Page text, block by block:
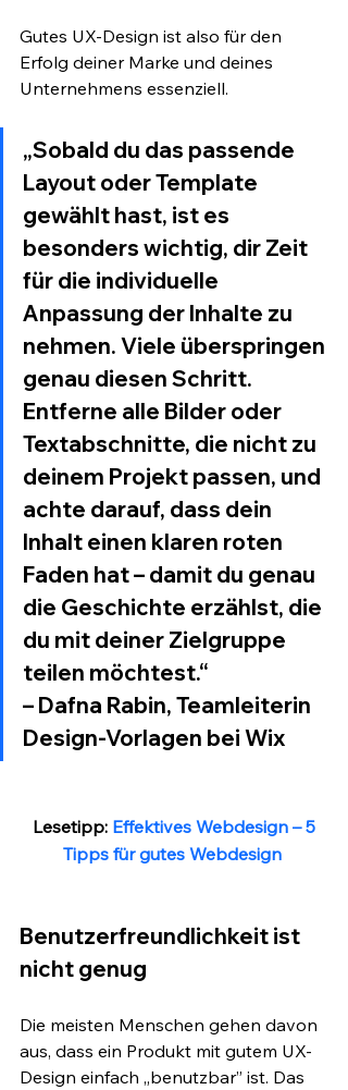
Gutes UX-Design ist also für den
Erfolg deiner Marke und deines
Unternehmens essenziell.
„Sobald du das passende
Layout oder Template
gewählt hast, ist es
besonders wichtig, dir Zeit
für die individuelle
Anpassung der Inhalte zu
nehmen. Viele überspringen
genau diesen Schritt.
Entferne alle Bilder oder
Textabschnitte, die nicht zu
deinem Projekt passen, und
achte darauf, dass dein
Inhalt einen klaren roten
Faden hat – damit du genau
die Geschichte erzählst, die
du mit deiner Zielgruppe
teilen möchtest.“
– Dafna Rabin, Teamleiterin
Design-Vorlagen bei Wix
Lesetipp: Effektives Webdesign – 5
Tipps für gutes Webdesign
Benutzerfreundlichkeit ist
nicht genug
Die meisten Menschen gehen davon
aus, dass ein Produkt mit gutem UX-
Design einfach „benutzbar” ist. Das